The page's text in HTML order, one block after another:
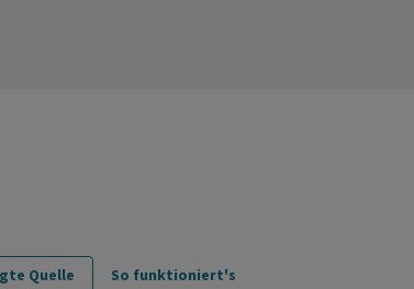
Quelle So funktioniert's